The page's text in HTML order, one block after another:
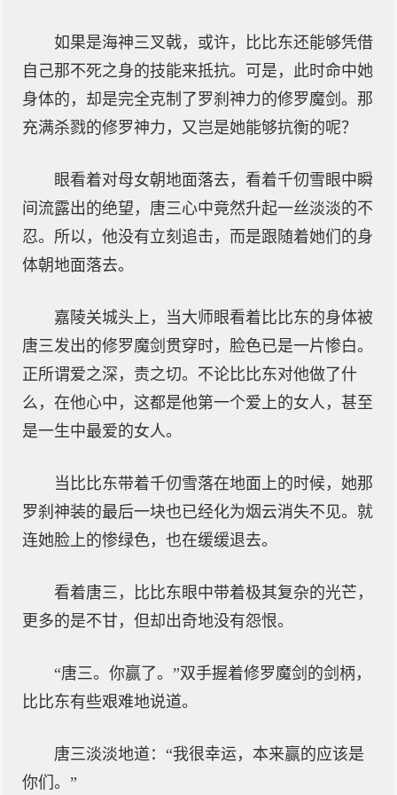
如果是海神三叉戟，或许，比比东还能够凭借
自己那不死之身的技能来抵抗。可是，此时命中她
身体的，却是完全克制了罗刹神力的修罗魔剑。那
充满杀戮的修罗神力，又岂是她能够抗衡的呢？
眼看着对母女朝地面落去，看着千仞雪眼中瞬
间流露出的绝望，唐三心中竟然升起一丝淡淡的不
忍。所以，他没有立刻追击，而是跟随着她们的身
体朝地面落去。
嘉陵关城头上，当大师眼看着比比东的身体被
唐三发出的修罗魔剑贯穿时，脸色已是一片惨白。
正所谓爱之深，责之切。不论比比东对他做了什
么，在他心中，这都是他第一个爱上的女人，甚至
是一生中最爱的女人。
当比比东带着千仞雪落在地面上的时候，她那
罗刹神装的最后一块也已经化为烟云消失不见。就
连她脸上的惨绿色，也在缓缓退去。
看着唐三，比比东眼中带着极其复杂的光芒，
更多的是不甘，但却出奇地没有怨恨。
“唐三。你赢了。”双手握着修罗魔剑的剑柄，
比比东有些艰难地说道。
唐三淡淡地道：“我很幸运，本来赢的应该是
你们。”